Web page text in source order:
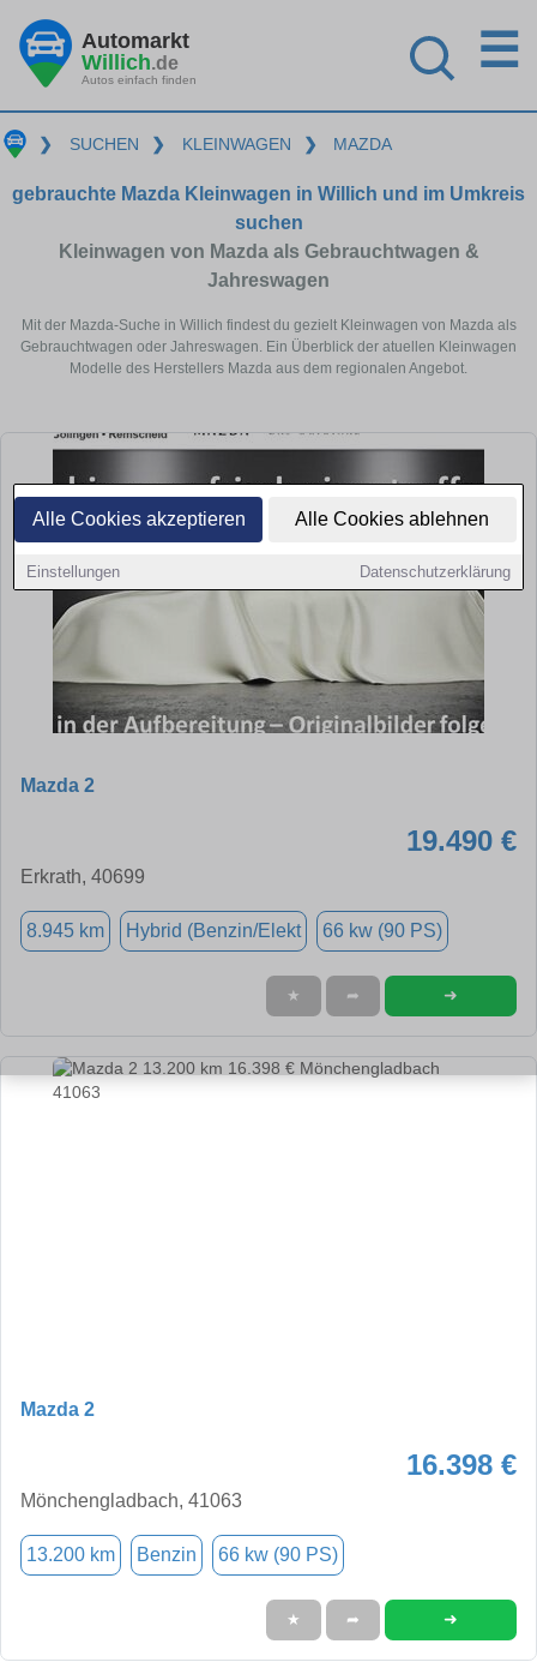
Alle Cookies akzeptieren Alle Cookies ablehnen
Einstellungen Datenschutzerklärung
Automarkt
Willich.de
Autos einfach finden
☰
❯ SUCHEN ❯ KLEINWAGEN ❯ MAZDA
gebrauchte Mazda Kleinwagen in Willich und im Umkreis
suchen
Kleinwagen von Mazda als Gebrauchtwagen &
Jahreswagen
Mit der Mazda-Suche in Willich findest du gezielt Kleinwagen von Mazda als
Gebrauchtwagen oder Jahreswagen. Ein Überblick der atuellen Kleinwagen
Modelle des Herstellers Mazda aus dem regionalen Angebot.
Mazda 2
19.490 €
Erkrath, 40699
8.945 km Hybrid (Benzin/Elekt 66 kw (90 PS)
★ ➦ ➜
Mazda 2
16.398 €
Mönchengladbach, 41063
13.200 km Benzin 66 kw (90 PS)
★ ➦ ➜